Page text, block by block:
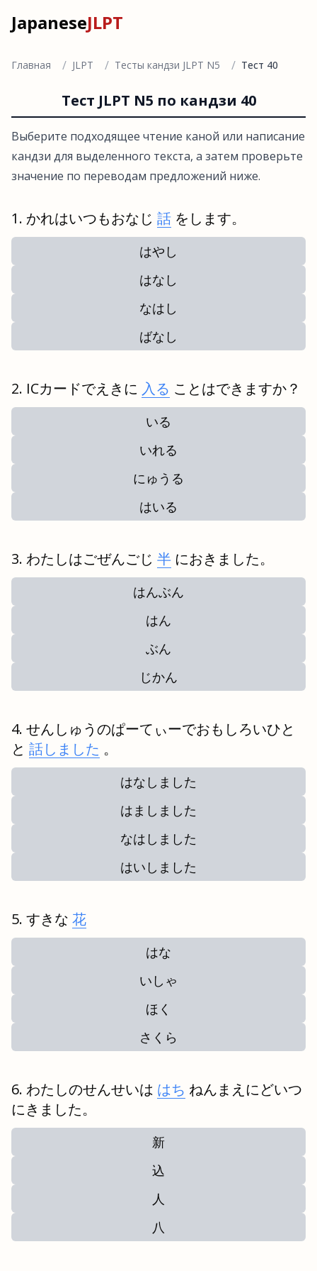
JapaneseJLPT
Главная / JLPT / Тесты кандзи JLPT N5 / Тест 40
Тест JLPT N5 по кандзи 40
Выберите подходящее чтение каной или написание
кандзи для выделенного текста, а затем проверьте
значение по переводам предложений ниже.
かれはいつもおなじ 話 をします。
はやし
はなし
なはし
ばなし
ICカードでえきに 入る ことはできますか？
いる
いれる
にゅうる
はいる
わたしはごぜんごじ 半 におきました。
はんぶん
はん
ぶん
じかん
せんしゅうのぱーてぃーでおもしろいひと
と 話しました 。
はなしました
はましました
なはしました
はいしました
すきな 花
はな
いしゃ
ほく
さくら
わたしのせんせいは はち ねんまえにどいつ
にきました。
新
込
人
八